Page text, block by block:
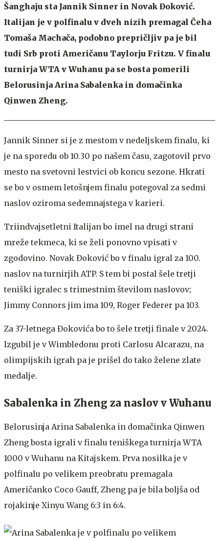
Šanghaju sta Jannik Sinner in Novak Đoković.
Italijan je v polfinalu v dveh nizih premagal Čeha
Tomaša Machača, podobno prepričljiv pa je bil
tudi Srb proti Američanu Taylorju Fritzu. V finalu
turnirja WTA v Wuhanu pa se bosta pomerili
Belorusinja Arina Sabalenka in domačinka
Qinwen Zheng.
Jannik Sinner si je z mestom v nedeljskem finalu, ki
je na sporedu ob 10.30 po našem času, zagotovil prvo
mesto na svetovni lestvici ob koncu sezone. Hkrati
se bo v osmem letošnjem finalu potegoval za sedmi
naslov oziroma sedemnajstega v karieri.
Triindvajsetletni Italijan bo imel na drugi strani
mreže tekmeca, ki se želi ponovno vpisati v
zgodovino. Novak Đoković bo v finalu igral za 100.
naslov na turnirjih ATP. S tem bi postal šele tretji
teniški igralec s trimestnim številom naslovov;
Jimmy Connors jim ima 109, Roger Federer pa 103.
Za 37-letnega Đokovića bo to šele tretji finale v 2024.
Izgubil je v Wimbledonu proti Carlosu Alcarazu, na
olimpijskih igrah pa je prišel do tako želene zlate
medalje.
Sabalenka in Zheng za naslov v Wuhanu
Belorusinja Arina Sabalenka in domačinka Qinwen
Zheng bosta igrali v finalu teniškega turnirja WTA
1000 v Wuhanu na Kitajskem. Prva nosilka je v
polfinalu po velikem preobratu premagala
Američanko Coco Gauff, Zheng pa je bila boljša od
rojakinje Xinyu Wang 6:3 in 6:4.